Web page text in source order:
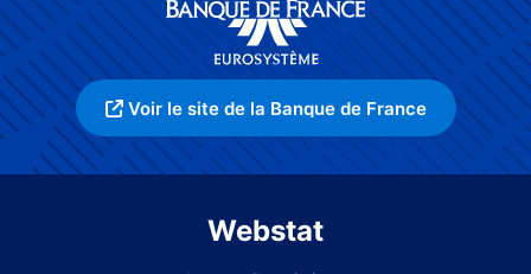
Voir le site de la Banque de France
Webstat